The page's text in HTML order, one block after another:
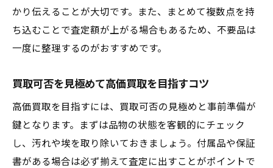
かり伝えることが大切です。また、まとめて複数点を持
ち込むことで査定額が上がる場合もあるため、不要品は
一度に整理するのがおすすめです。
買取可否を見極めて高価買取を目指すコツ
高価買取を目指すには、買取可否の見極めと事前準備が
鍵となります。まずは品物の状態を客観的にチェック
し、汚れや埃を取り除いておきましょう。付属品や保証
書がある場合は必ず揃えて査定に出すことがポイントで